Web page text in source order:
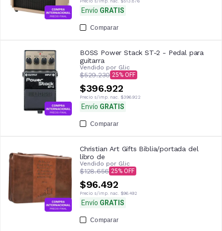
Envío GRATIS
Comparar
BOSS Power Stack ST-2 - Pedal para
guitarra
Vendido por Glic
$529.230 25
$396.922
Precio s/imp. nac. $396.922
Envío GRATIS
Comparar
Christian Art Gifts Biblia/portada del
libro de
Vendido por Glic
$128.656 25
$96.492
Precio s/imp. nac. $96.492
Envío GRATIS
Comparar